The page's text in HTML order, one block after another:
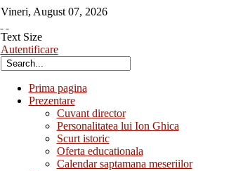
Vineri, August 07, 2026
Text Size
Autentificare
Prima pagina
Prezentare
Cuvant director
Personalitatea lui Ion Ghica
Scurt istoric
Oferta educationala
Calendar saptamana meseriilor